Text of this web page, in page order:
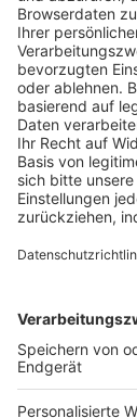
BFV-
Trainerbörse
Login SpielPlus
FOLGE
TOP-